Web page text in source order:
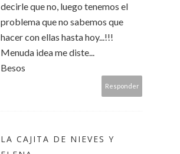
decirle que no, luego tenemos el
problema que no sabemos que
hacer con ellas hasta hoy...!!!
Menuda idea me diste...
Besos
Responder
LA CAJITA DE NIEVES Y